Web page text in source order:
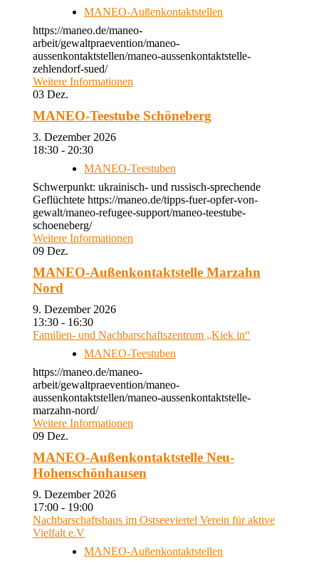
MANEO-Außenkontaktstellen
https://maneo.de/maneo-
arbeit/gewaltpraevention/maneo-
aussenkontaktstellen/maneo-aussenkontaktstelle-
zehlendorf-sued/
Weitere Informationen
03 Dez.
MANEO-Teestube Schöneberg
3. Dezember 2026
18:30 - 20:30
MANEO-Teestuben
Schwerpunkt: ukrainisch- und russisch-sprechende
Geflüchtete https://maneo.de/tipps-fuer-opfer-von-
gewalt/maneo-refugee-support/maneo-teestube-
schoeneberg/
Weitere Informationen
09 Dez.
MANEO-Außenkontaktstelle Marzahn
Nord
9. Dezember 2026
13:30 - 16:30
Familien- und Nachbarschaftszentrum „Kiek in“
MANEO-Teestuben
https://maneo.de/maneo-
arbeit/gewaltpraevention/maneo-
aussenkontaktstellen/maneo-aussenkontaktstelle-
marzahn-nord/
Weitere Informationen
09 Dez.
MANEO-Außenkontaktstelle Neu-
Hohenschönhausen
9. Dezember 2026
17:00 - 19:00
Nachbarschaftshaus im Ostseeviertel Verein für aktive
Vielfalt e.V
MANEO-Außenkontaktstellen